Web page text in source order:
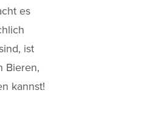
es
ist
Bieren,
kannst!